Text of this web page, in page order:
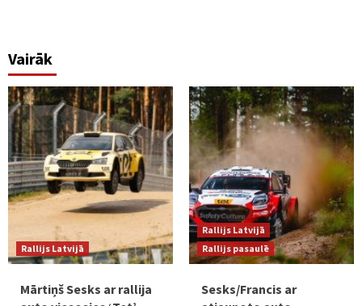
Vairāk
Rallijs Latvijā
Mārtiņš Sesks ar rallija
Rallijs Latvijā
Rallijs pasaulē
Sesks/Francis ar